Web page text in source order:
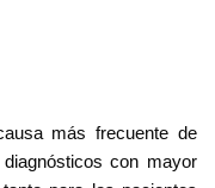
más frecuente de
con mayor